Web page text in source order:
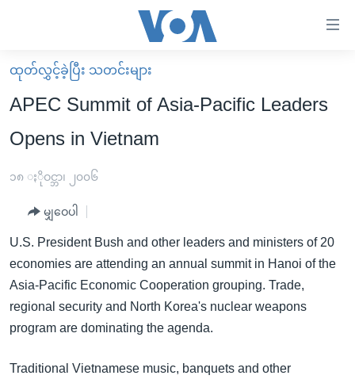
လွယ်ကူ
စေ
သည့်
Link
များ
ပင်မ
မူလစာမျက်နှာ
မြန်မာ
ကမ္ဘာ့သတင်းများ
နိုင်ငံတကာ
ဗွီဒီယို
ရပ်ဝန်းတခု လမ်းတခု အလွန်
အမေရိကန်သုံးအီဒီယံ
မကြေးမုံရဲ့ အင်္ဂလိပ်စာ
သုတပဒေသာ အင်္ဂလိပ်စာ
အပတ်စဉ်ကဏ္ဍများ
ရေဒီယို
ရေဒီယိုနှင့်ရုပ်သံ အချက်အလက်များ
ထုတ်လွှင့်ခဲ့ပြီး သတင်းများ
APEC Summit of Asia-Pacific Leaders
Opens in Vietnam
၁၈ ႏိုဝင္ဘာ၊ ၂၀၀၆
မျှဝေပါ
U.S. President Bush and other leaders and ministers of 20
economies are attending an annual summit in Hanoi of the
Asia-Pacific Economic Cooperation grouping. Trade,
regional security and North Korea's nuclear weapons
program are dominating the agenda.
Traditional Vietnamese music, banquets and other